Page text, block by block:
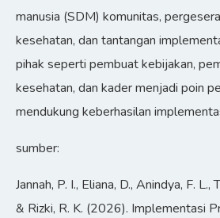
manusia (SDM) komunitas,
kesehatan, dan tantangan
pihak seperti pembuat kebijakan,
kesehatan, dan kader menjadi poin
mendukung keberhasilan
sumber:
Jannah, P. I., Eliana, D., Anindya, F. L.,
& Rizki, R. K. (2026). Implementasi